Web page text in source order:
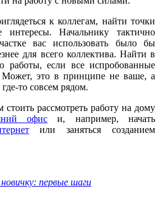
к коллегам, найти точки
интересы. Начальнику тактично
вас использовать было бы
для всего коллектива. Найти в
работы, если все испробованные
Может, это в принципе не ваше, а
то совсем рядом.
рассмотреть работу на дому
офис и, например, начать
или заняться созданием
первые шаги